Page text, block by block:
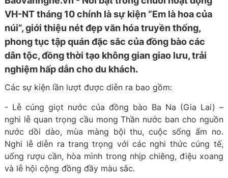
VH-NT tháng 10 chính là sự kiện “Em là hoa của
núi”, giới thiệu nét đẹp văn hóa truyền thống,
phong tục tập quán đặc sắc của đồng bào các
dân tộc, đồng thời tạo không gian giao lưu, trải
nghiệm hấp dẫn cho du khách.
Các sự kiện lần lượt được diễn ra bao gồm:
- Lễ cúng giọt nước của đồng bào Ba Na (Gia Lai) –
nghi lễ quan trọng cầu mong Thần nước ban cho nguồn
nước dồi dào, mùa màng bội thu, cuộc sống ấm no.
Nghi lễ diễn ra trang trọng với các nghi thức cúng tế,
uống rượu cần, hòa mình trong nhịp chiêng, điệu xoang
và lễ hội cộng đồng đầy màu sắc.